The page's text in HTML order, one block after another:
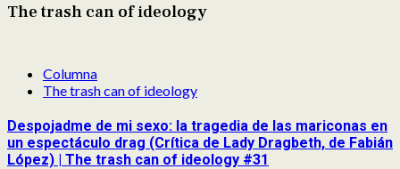
The trash can of ideology
Columna
The trash can of ideology
Despojadme de mi sexo: la tragedia de las mariconas en
un espectáculo drag (Crítica de Lady Dragbeth, de Fabián
López) | The trash can of ideology #31